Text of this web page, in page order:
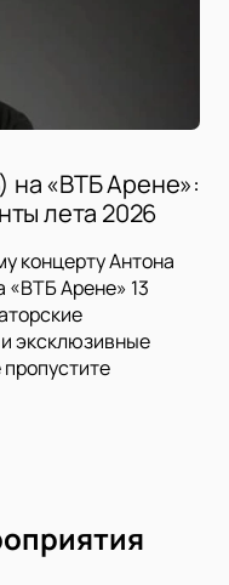
на «ВТБ Арене»:
лета 2026
концерту Антона
«ВТБ Арене» 13
эксклюзивные